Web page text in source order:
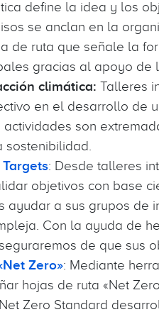
define la idea y los
se anclan en la
de ruta que señale la
gracias al apoyo
climática: Talleres
en el desarrollo de
actividades son
sostenibilidad.
: Desde talleres
objetivos con base
ayudar a sus grupos
Con la ayuda de
de que sus
Zero»: Mediante
hojas de ruta «Net
Zero Standard